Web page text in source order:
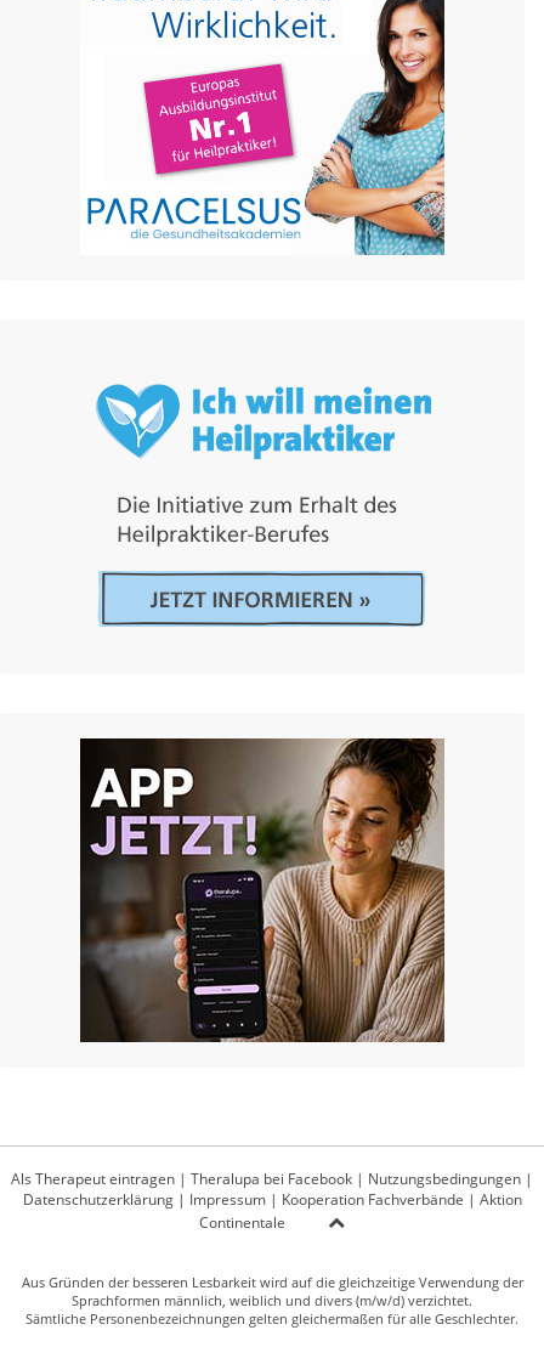
Als Therapeut eintragen | Theralupa bei Facebook | Nutzungsbedingungen |
Datenschutzerklärung| Impressum| Kooperation Fachverbände | Aktion
Continentale
Aus Gründen der besseren Lesbarkeit wird auf die gleichzeitige Verwendung der
Sprachformen männlich, weiblich und divers (m/w/d) verzichtet.
Sämtliche Personenbezeichnungen gelten gleichermaßen für alle Geschlechter.